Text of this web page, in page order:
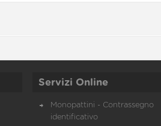
Servizi Online
Monopattini - Contrassegno
identificativo